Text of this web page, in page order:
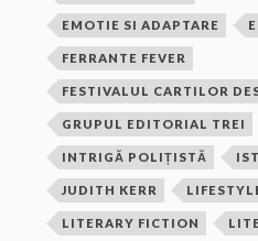
EMOTIE SI ADAPTARE
FERRANTE FEVER
FESTIVALUL CARTILOR
GRUPUL EDITORIAL TREI
INTRIGĂ POLIȚISTĂ
JUDITH KERR
LITERARY FICTION